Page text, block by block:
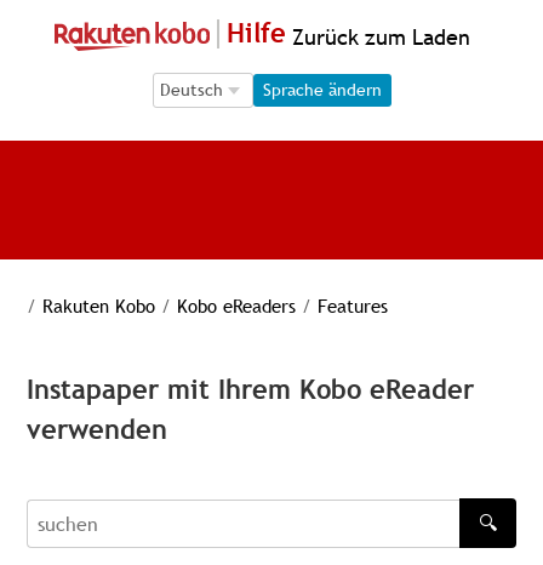
Hilfe Zurück zum Laden
Language Selection
Language Selection
Sprache ändern
/ Rakuten Kobo / Kobo eReaders / Features
Instapaper mit Ihrem Kobo eReader
verwenden
recherche
🔍